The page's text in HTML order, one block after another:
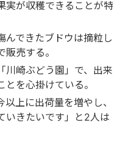
実が収穫できることが特
んできたブドウは摘粒し
売する。
川崎ぶどう園」で、出来
を心掛けている。
上に出荷量を増やし、
いきたいです」と2人は